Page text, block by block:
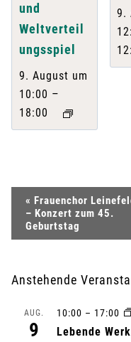
und
Weltverteil
ungsspiel
9. August um
10:00 –
18:00
9.
a
« Frauenchor
– Konzert zum 45.
Geburtstag
Anstehende
AUG.
9
10:00 – 17:00
Lebende